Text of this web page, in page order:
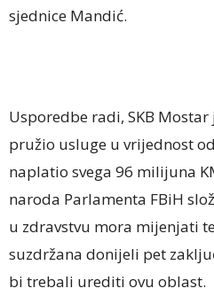
sjednice Mandić.
Usporedbe radi, SKB
pružio usluge u vrijednost
naplatio svega 96 milijuna
naroda Parlamenta FBiH
u zdravstvu mora mijenjati
suzdržana donijeli pet
bi trebali urediti ovu oblast.